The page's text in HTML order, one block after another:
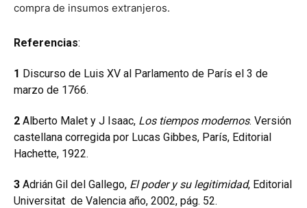
compra de insumos extranjeros.
Referencias:
1 Discurso de Luis XV al Parlamento de París el 3 de
marzo de 1766.
2 Alberto Malet y J Isaac, Los tiempos modernos. Versión
castellana corregida por Lucas Gibbes, París, Editorial
Hachette, 1922.
3 Adrián Gil del Gallego, El poder y su legitimidad, Editorial
Universitat de Valencia año, 2002, pág. 52.